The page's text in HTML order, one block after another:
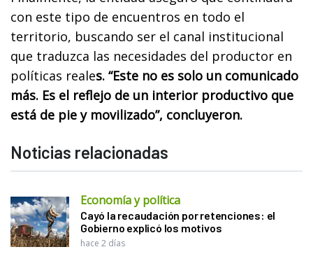
con este tipo de encuentros en todo el
territorio, buscando ser el canal institucional
que traduzca las necesidades del productor en
políticas reales. “Este no es solo un comunicado
más. Es el reflejo de un interior productivo que
está de pie y movilizado”, concluyeron.
Noticias relacionadas
Economía y política
Cayó la recaudación por retenciones: el
Gobierno explicó los motivos
hace 2 días